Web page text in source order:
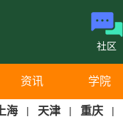
社区
资讯 学院
上海 | 天津 | 重庆 |